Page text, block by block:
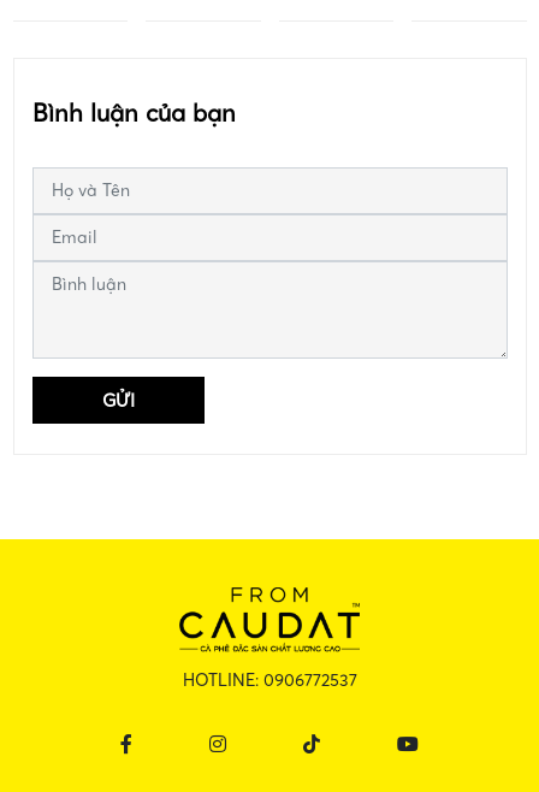
Bình luận của bạn
HOTLINE: 0906772537